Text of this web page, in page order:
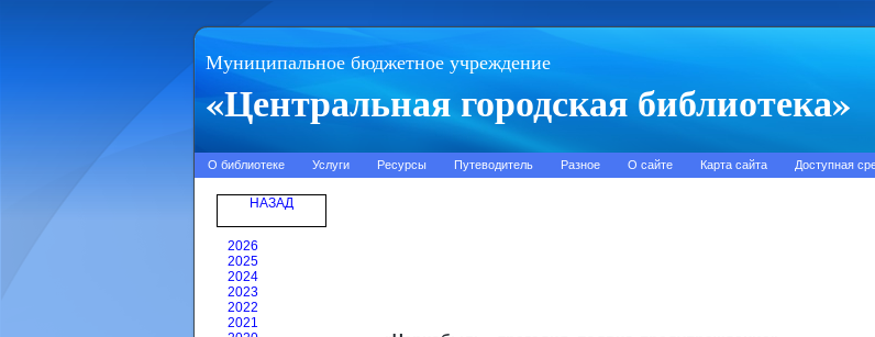
Муниципальное бюджетное учреждение
«Центральная городская библиотека»
О библиотеке Услуги Ресурсы Путеводитель Разное О сайте Карта сайта Доступная
НАЗАД
2026
2025
2024
2023
2022
2021